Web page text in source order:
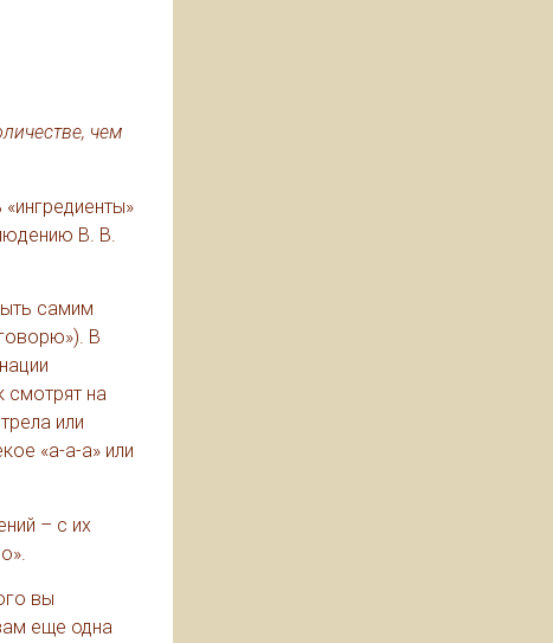
чем
В. В.
самим
В
смотрят на
или
«а-а-а» или
– с их
вы
еще одна